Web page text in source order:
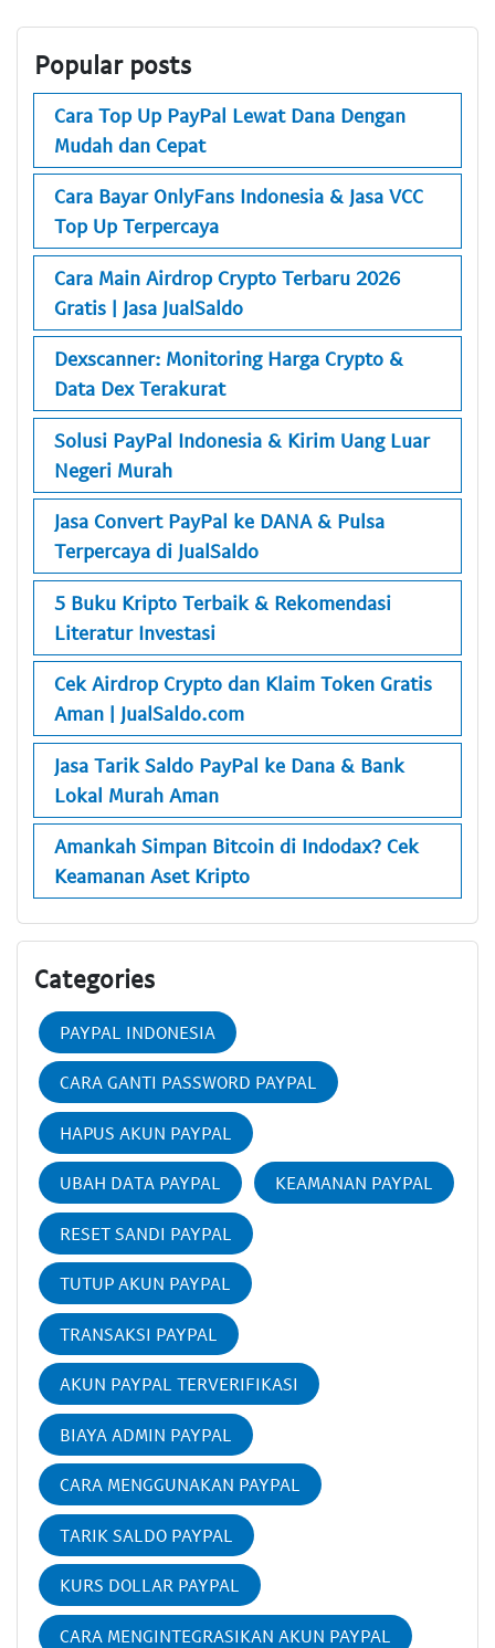
Popular posts
Cara Top Up PayPal Lewat Dana Dengan
Mudah dan Cepat
Cara Bayar OnlyFans Indonesia & Jasa VCC
Top Up Terpercaya
Cara Main Airdrop Crypto Terbaru 2026
Gratis | Jasa JualSaldo
Dexscanner: Monitoring Harga Crypto &
Data Dex Terakurat
Solusi PayPal Indonesia & Kirim Uang Luar
Negeri Murah
Jasa Convert PayPal ke DANA & Pulsa
Terpercaya di JualSaldo
5 Buku Kripto Terbaik & Rekomendasi
Literatur Investasi
Cek Airdrop Crypto dan Klaim Token Gratis
Aman | JualSaldo.com
Jasa Tarik Saldo PayPal ke Dana & Bank
Lokal Murah Aman
Amankah Simpan Bitcoin di Indodax? Cek
Keamanan Aset Kripto
Categories
PAYPAL INDONESIA
CARA GANTI PASSWORD PAYPAL
HAPUS AKUN PAYPAL
UBAH DATA PAYPAL KEAMANAN PAYPAL
RESET SANDI PAYPAL
TUTUP AKUN PAYPAL
TRANSAKSI PAYPAL
AKUN PAYPAL TERVERIFIKASI
BIAYA ADMIN PAYPAL
CARA MENGGUNAKAN PAYPAL
TARIK SALDO PAYPAL
KURS DOLLAR PAYPAL
CARA MENGINTEGRASIKAN AKUN PAYPAL